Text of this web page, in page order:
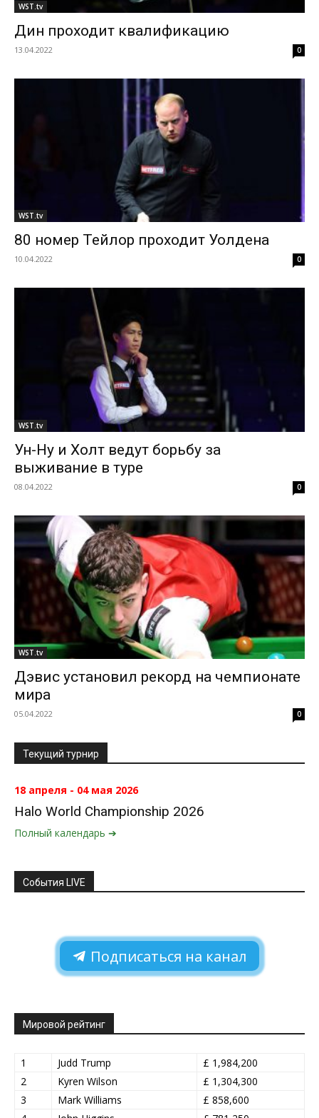
WST.tv
Дин проходит квалификацию
13.04.2022 0
WST.tv
80 номер Тейлор проходит Уолдена
10.04.2022 0
WST.tv
Ун-Ну и Холт ведут борьбу за
выживание в туре
08.04.2022 0
WST.tv
Дэвис установил рекорд на чемпионате
мира
05.04.2022 0
Текущий турнир
18 апреля - 04 мая 2026
Halo World Championship 2026
Полный календарь ➔
События LIVE
Подписаться на канал
Мировой рейтинг
1 Judd Trump
£ 1,984,200
2
Kyren Wilson
£ 1,304,300
3
Mark Williams
£ 858,600